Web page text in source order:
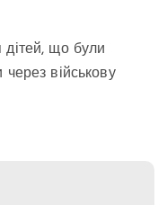
дітей, що були
через військову